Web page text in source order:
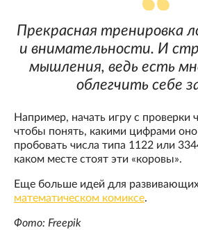
Прекрасная тренировка
и внимательности. И
мышления, ведь есть
облегчить себе
Например, начать игру с проверки
чтобы понять, какими цифрами
пробовать числа типа 1122 или
каком месте стоят эти «коровы».
Еще больше идей для
математическом комиксе.
Фото: Freepik